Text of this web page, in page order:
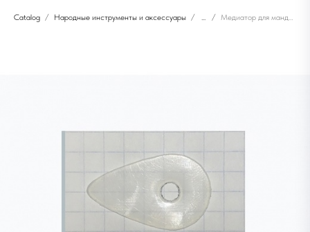
Catalog Народные инструменты и аксессуары ... Медиатор для мандолины капролоновый Мозеръ Р14